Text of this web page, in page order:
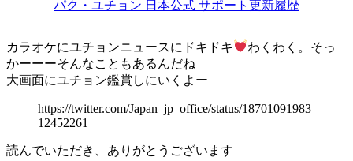
パク・ユチョン 日本公式 サポート更新履歴
カラオケにユチョンニュースにドキドキ
わくわく。そっ
かーーーそんなこともあるんだね
大画面にユチョン鑑賞しにいくよー
https://twitter.com/Japan_jp_office/status/18701091983
12452261
読んでいただき、ありがとうございます